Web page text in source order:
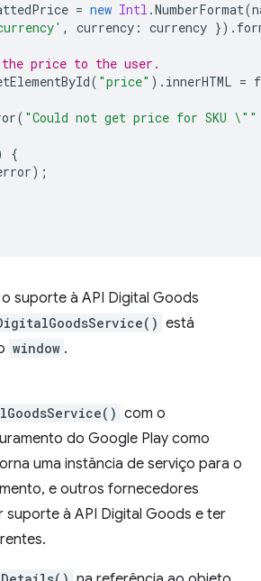
= new Intl .NumberFormat(
, currency : currency }).
price to the user.
( "price" ). innerHTML =
( "Could not get price for SKU \""
{
);
suporte à API Digital Goods
está
window .
com o
do Google Play como
uma instância de serviço para o
e outros fornecedores
suporte à API Digital Goods e ter